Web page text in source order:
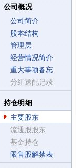
公司概况
公司简介
股本结构
管理层
经营情况简介
重大事项备忘
分红送配记录
持仓明细
主要股东
流通股股东
基金持仓
限售股解禁表